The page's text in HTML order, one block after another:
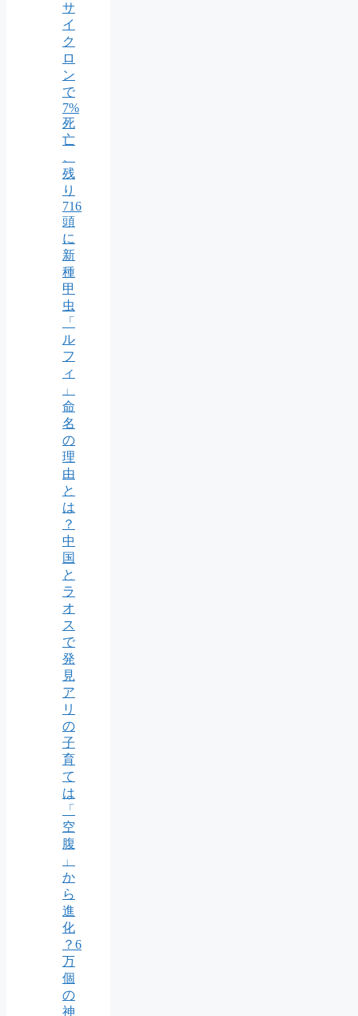
サ
イ
ク
ロ
ン
で
7%
死
亡
残
り
716
頭
に
新
種
甲
虫
「
ル
フ
ィ
」
命
名
の
理
由
と
は
？
中
国
と
ラ
オ
ス
で
発
見
ア
リ
の
子
育
て
は
「
空
腹
」
か
ら
進
化
？6
万
個
の
神